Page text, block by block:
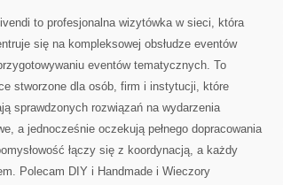
to profesjonalna wizytówka w sieci, która
się na kompleksowej obsłudze eventów
eventów tematycznych. To
stworzone dla osób, firm i instytucji, które
sprawdzonych rozwiązań na wydarzenia
a jednocześnie oczekują pełnego dopracowania
łączy się z koordynacją, a każdy
Polecam DIY i Handmade i Wieczory